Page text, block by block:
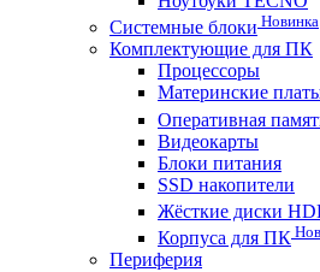
Системные блоки Новинка
Комплектующие для ПК
Процессоры
Материнские
Оперативная
Видеокарты
Блоки питания
SSD накопители
Жёсткие диски
Корпуса для ПК
Периферия